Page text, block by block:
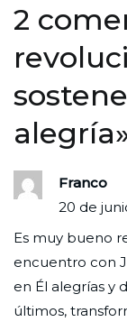
2
Franco
20 de
Es muy bueno
encuentro con
en Él alegrías y
últimos,